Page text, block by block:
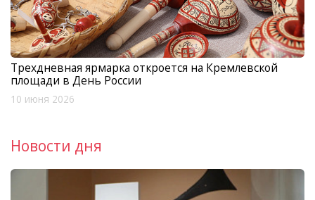
Трехдневная ярмарка откроется на Кремлевской
площади в День России
10 июня 2026
Новости дня